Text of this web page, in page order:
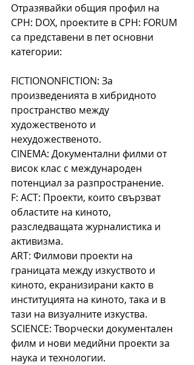
Отразявайки общия профил на
CPH: DOX, проектите в CPH: FORUM
са представени в пет основни
категории:
FICTIONONFICTION: За
произведенията в хибридното
пространство между
художественото и
нехудожественото.
CINEMA: Документални филми от
висок клас с международен
потенциал за разпространение.
F: ACT: Проекти, които свързват
областите на киното,
разследващата журналистика и
активизма.
ART: Филмови проекти на
границата между изкуството и
киното, екранизирани както в
институцията на киното, така и в
тази на визуалните изкуства.
SCIENCE: Творчески документален
филм и нови медийни проекти за
наука и технологии.